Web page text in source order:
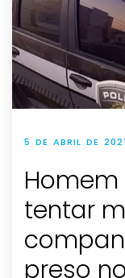
5 DE ABRIL DE 2021
tentar
preso